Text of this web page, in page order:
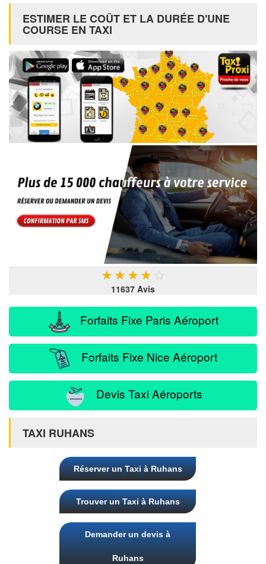
ESTIMER LE COÛT ET LA DURÉE D'UNE
COURSE EN TAXI
★ ★ ★ ★ ★
11637 Avis
Forfaits Fixe Paris Aéroport
Forfaits Fixe Nice Aéroport
Devis Taxi Aéroports
TAXI RUHANS
Réserver un Taxi à Ruhans
Trouver un Taxi à Ruhans
Demander un devis à
Ruhans